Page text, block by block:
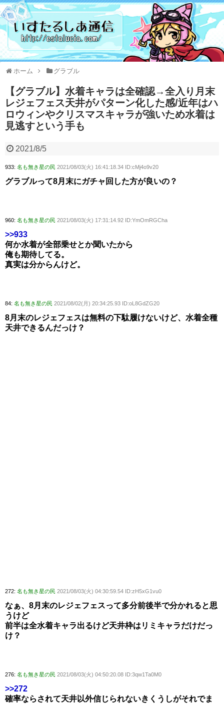
ホーム グラブル
【グラブル】水着キャラは全確認→全入り月末
レジェフェス天井がパターン化した感/近年はハ
ロウィンやクリスマスキャラが強いため水着は
見逃すという手も
2021/8/5
933: 名も無き星の民 2021/08/03(火) 16:41:18.34 ID:cMj4o9v20
グラブルって8月末にガチャ回した方が良いの？
960: 名も無き星の民 2021/08/03(火) 17:31:14.92 ID:YmOmRGCha
>>933
何か水着が全部乗せとか聞いたから
俺も期待してる。
真実は分からんけど。
84: 名も無き星の民 2021/08/02(月) 20:34:25.93 ID:oL8GdZG20
8月末のレジェフェスは無料の下駄履けないけど、水着全種
天井できるんだっけ？
272: 名も無き星の民 2021/08/03(火) 04:30:59.54 ID:zH5xG1vu0
なぁ、8月末のレジェフェスって多分前後半で分かれると思
うけど
前半は全水着キャラ出るけど天井枠はリミキャラだけだっ
け？
276: 名も無き星の民 2021/08/03(火) 04:50:20.08 ID:3qw1Ta0M0
>>272
確率ならされて天井以外信じられないきくうしがそれでま